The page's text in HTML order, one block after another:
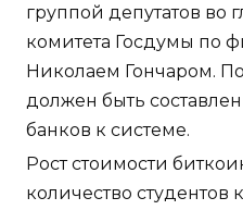
группой депутатов во
комитета Госдумы по
Николаем Гончаром.
должен быть
банков к системе.
Рост стоимости
количество студентов